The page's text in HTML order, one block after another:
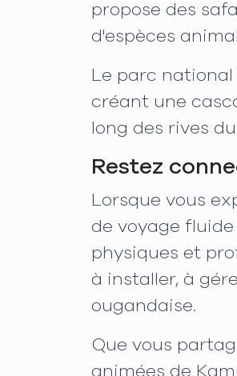
propose des
d'espèces
Le parc
créant une
long des rives
Restez
Lorsque vous
de voyage fluide
physiques et
à installer, à
ougandaise.
Que vous
animées de